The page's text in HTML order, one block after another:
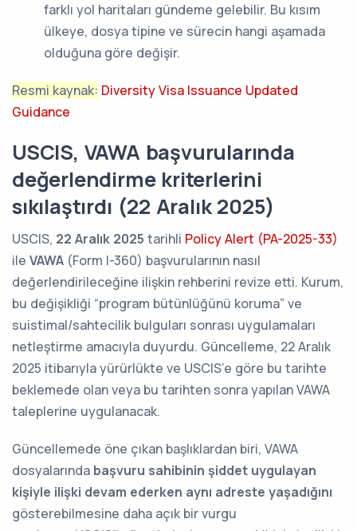
farklı yol haritaları gündeme gelebilir. Bu kısım
ülkeye, dosya tipine ve sürecin hangi aşamada
olduğuna göre değişir.
Resmi kaynak: Diversity Visa Issuance Updated
Guidance
USCIS, VAWA başvurularında
değerlendirme kriterlerini
sıkılaştırdı (22 Aralık 2025)
USCIS, 22 Aralık 2025 tarihli Policy Alert (PA-2025-33)
ile VAWA (Form I-360) başvurularının nasıl
değerlendirileceğine ilişkin rehberini revize etti. Kurum,
bu değişikliği “program bütünlüğünü koruma” ve
suistimal/sahtecilik bulguları sonrası uygulamaları
netleştirme amacıyla duyurdu. Güncelleme, 22 Aralık
2025 itibarıyla yürürlükte ve USCIS’e göre bu tarihte
beklemede olan veya bu tarihten sonra yapılan VAWA
taleplerine uygulanacak.
Güncellemede öne çıkan başlıklardan biri, VAWA
dosyalarında başvuru sahibinin şiddet uygulayan
kişiyle ilişki devam ederken aynı adreste yaşadığını
gösterebilmesine daha açık bir vurgu